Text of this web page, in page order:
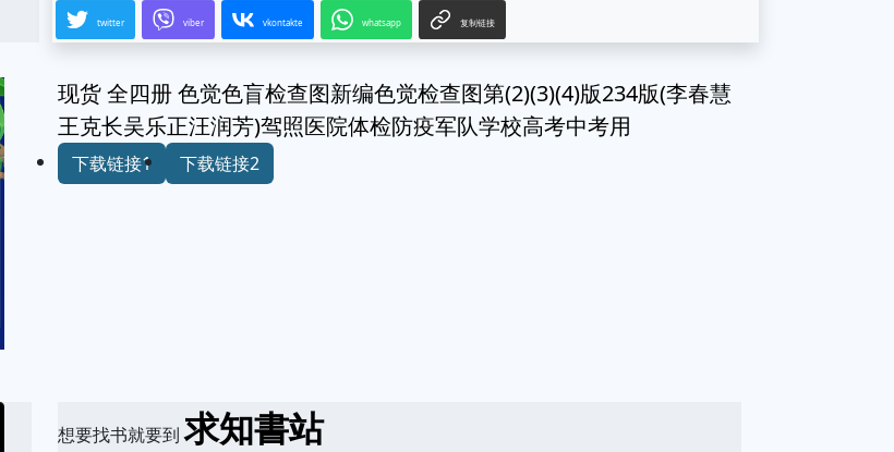
twitter viber vkontakte whatsapp 复制链接
现货 全四册 色觉色盲检查图新编色觉检查图第(2)(3)(4)版234版(李春慧
王克长吴乐正汪润芳)驾照医院体检防疫军队学校高考中考用
下载链接1 下载链接2
想要找书就要到求知書站